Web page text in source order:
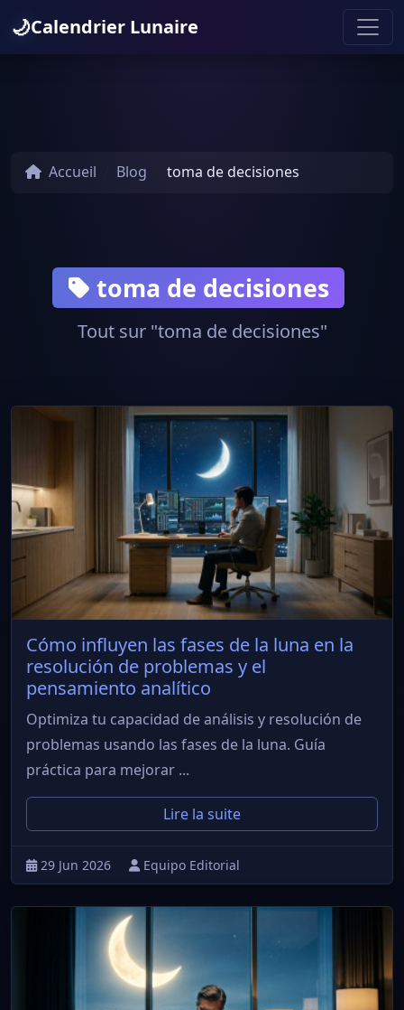
🌙Calendrier Lunaire
Accueil Blog toma de decisiones
toma de decisiones
Tout sur "toma de decisiones"
Cómo influyen las fases de la luna en la
resolución de problemas y el
pensamiento analítico
Optimiza tu capacidad de análisis y resolución de
problemas usando las fases de la luna. Guía
práctica para mejorar ...
Lire la suite
29 Jun 2026 Equipo Editorial